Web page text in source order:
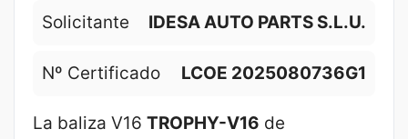
Solicitante IDESA AUTO PARTS S.L.U.
Nº Certificado LCOE 2025080736G1
La baliza V16 TROPHY-V16 de